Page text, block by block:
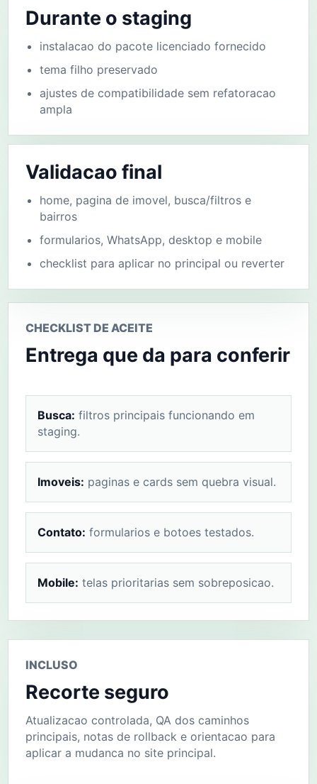
Durante o staging
instalacao do pacote licenciado fornecido
tema filho preservado
ajustes de compatibilidade sem refatoracao
ampla
Validacao final
home, pagina de imovel, busca/filtros e
bairros
formularios, WhatsApp, desktop e mobile
checklist para aplicar no principal ou reverter
CHECKLIST DE ACEITE
Entrega que da para conferir
Busca: filtros principais funcionando em
staging.
Imoveis: paginas e cards sem quebra visual.
Contato: formularios e botoes testados.
Mobile: telas prioritarias sem sobreposicao.
INCLUSO
Recorte seguro
Atualizacao controlada, QA dos caminhos
principais, notas de rollback e orientacao para
aplicar a mudanca no site principal.